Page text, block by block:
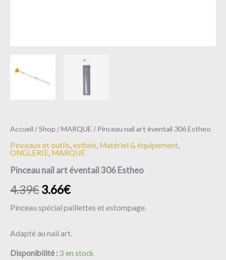
Accueil /Shop /MARQUE / Pinceau nail art éventail 306 Estheo
Pinceaux et outils,esthéo, Matériel & équipement,
ONGLERIE, MARQUE
Pinceau nail art éventail 306 Estheo
4.39€3.66€
Pinceau spécial paillettes et estompage.
Adapté au nail art.
Disponibilité :3 en stock